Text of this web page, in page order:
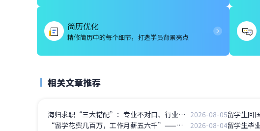
简历优化
精修简历中的每个细节，打造学员背景亮点
相关文章推荐
海归求职“三大错配”：专业不对口、行业太窄、城市太卷 2026-08-05
“留学花费几百万，工作月薪五六千”——留学还是不是一笔“值”的投资？
2026-08-04